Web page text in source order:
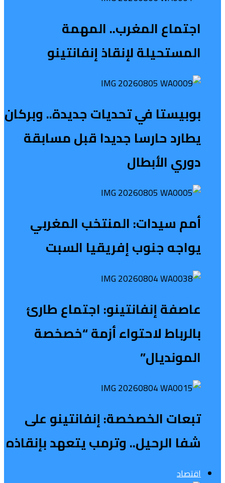
اجتماع المغرب.. المهمة
المستحيلة لإنقاذ إنفانتينو
بوبيستا في تحديات جديدة.. وبركان
يطارد حارسا جديدا قبل مسابقة
دوري الأبطال
أمم سيدات: المنتخب المغربي
يواجه جنوب إفريقيا السبت
عاصفة إنفانتينو: اجتماع طارئ
بالرباط لاحتواء أزمة “خصخصة
المونديال”
تبعات الخصخصة: إنفانتينو على
شفا الرحيل.. وترمب يتعهد بإنقاذه
اقتصاد